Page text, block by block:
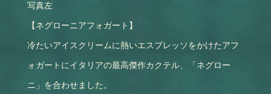
写真左
【ネグローニアフォガート】
冷たいアイスクリームに熱いエスプレッソをかけたアフ
ォガートにイタリアの最高傑作カクテル、「ネグロー
ニ」を合わせました。